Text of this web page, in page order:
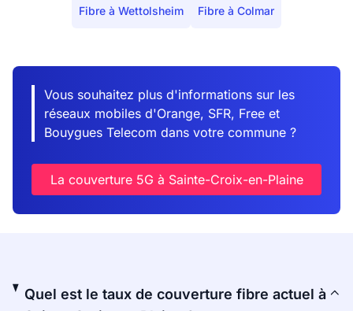
Fibre à Wettolsheim Fibre à Colmar
Vous souhaitez plus d'informations sur les
réseaux mobiles d'Orange, SFR, Free et
Bouygues Telecom dans votre commune ?
La couverture 5G à Sainte-Croix-en-Plaine
Quel est le taux de couverture fibre actuel à